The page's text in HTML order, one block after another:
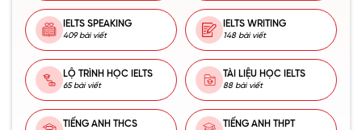
IELTS SPEAKING
409 bài viết
IELTS WRITING
148 bài viết
LỘ TRÌNH HỌC IELTS
65 bài viết
TÀI LIỆU HỌC IELTS
88 bài viết
TIẾNG ANH THCS TIẾNG ANH THPT